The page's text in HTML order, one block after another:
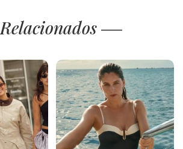
Relacionados